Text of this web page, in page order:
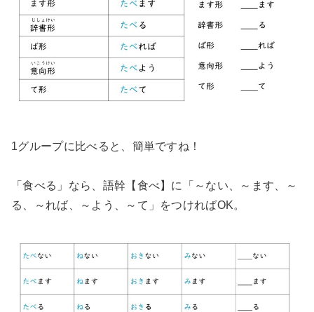
1グループに比べると、簡単ですね！
「食べる」なら、語幹【食べ】に「～ない、～ます、～
る、～れば、～よう、～て」をつければOK。